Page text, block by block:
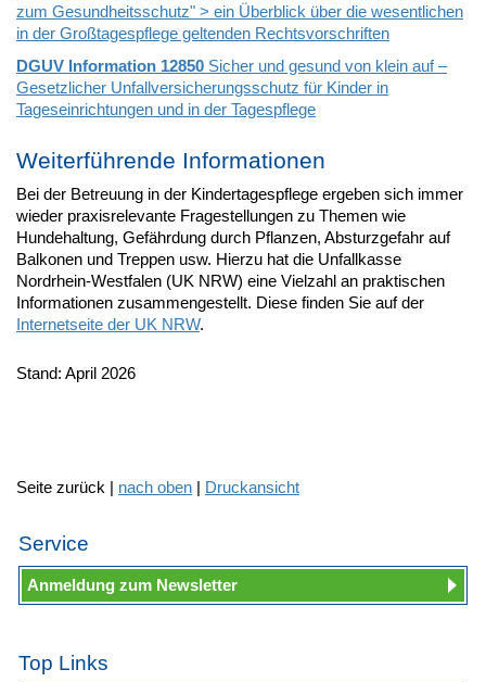
zum Gesundheitsschutz" > ein Überblick über die wesentlichen
in der Großtagespflege geltenden Rechtsvorschriften
DGUV Information 12850 Sicher und gesund von klein auf –
Gesetzlicher Unfallversicherungsschutz für Kinder in
Tageseinrichtungen und in der Tagespflege
Weiterführende Informationen
Bei der Betreuung in der Kindertagespflege ergeben sich immer
wieder praxisrelevante Fragestellungen zu Themen wie
Hundehaltung, Gefährdung durch Pflanzen, Absturzgefahr auf
Balkonen und Treppen usw. Hierzu hat die Unfallkasse
Nordrhein-Westfalen (UK NRW) eine Vielzahl an praktischen
Informationen zusammengestellt. Diese finden Sie auf der
Internetseite der UK NRW.
Stand: April 2026
Seite zurück | nach oben | Druckansicht
Service
Anmeldung zum Newsletter
Top Links